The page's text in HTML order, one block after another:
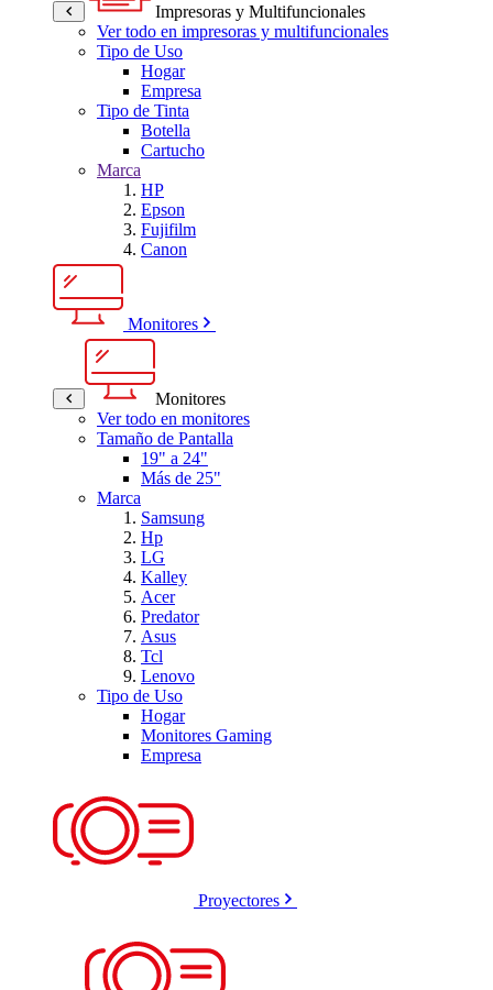
Impresoras y Multifuncionales
Ver todo en impresoras y multifuncionales
Tipo de Uso
Hogar
Empresa
Tipo de Tinta
Botella
Cartucho
Marca
HP
Epson
Fujifilm
Canon
Monitores
Monitores
Ver todo en monitores
Tamaño de Pantalla
19" a 24"
Más de 25"
Marca
Samsung
Hp
LG
Kalley
Acer
Predator
Asus
Tcl
Lenovo
Tipo de Uso
Hogar
Monitores Gaming
Empresa
Proyectores